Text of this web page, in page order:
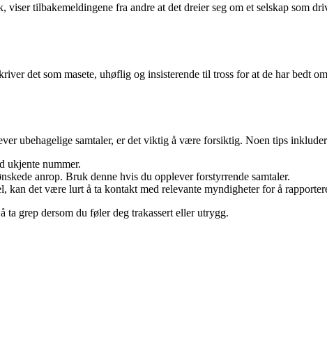
tilbakemeldingene fra andre at det dreier seg om et selskap som
det som masete, uhøflig og insisterende til tross for at de har bedt
ubehagelige samtaler, er det viktig å være forsiktig. Noen tips
ukjente nummer.
anrop. Bruk denne hvis du opplever forstyrrende samtaler.
kan det være lurt å ta kontakt med relevante myndigheter for å
grep dersom du føler deg trakassert eller utrygg.